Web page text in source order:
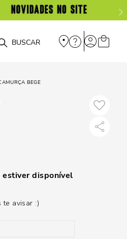
BEGE
disponível
te avisar :)